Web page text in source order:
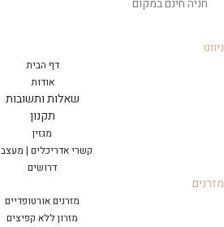
חניה חינם במקום
דף הבית
אודות
שאלות ותשובות
תקנון
מגזין
קשרי אדריכלים | מעצבים
דרושים
מזרנים אורטופדיים
מזרון ללא קפיצים